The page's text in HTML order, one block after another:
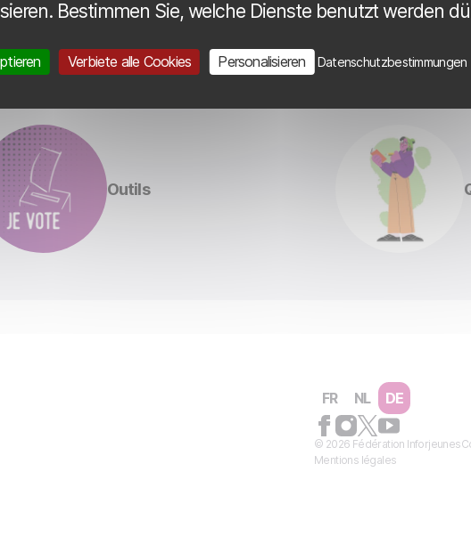
Outils
FR NL DE
© 2026 Fédération Inforjeunes
Mentions légales
Bestimmen Sie, welche Dienste benutzt werden
Verbiete alle Cookies Personalisieren Datenschutzbestimmungen